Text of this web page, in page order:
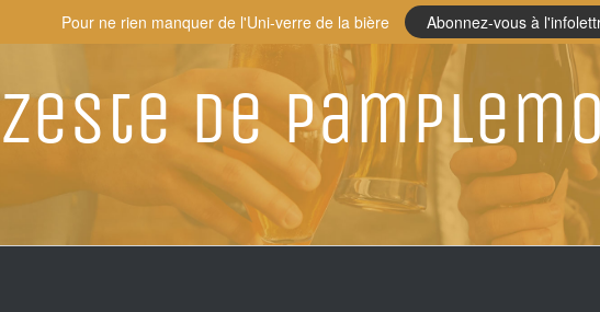
Zeste de
Pour ne rien manquer de l'Uni-verre de la bière Abonnez-vous à